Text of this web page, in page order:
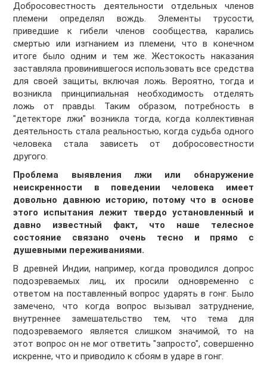
Добросовестность деятельности отдельных членов
племени определял вождь. Элементы трусости,
приведшие к гибели членов сообщества, карались
смертью или изгнанием из племени, что в конечном
итоге было одним и тем же. Жестокость наказания
заставляла провинившегося использовать все средства
для своей защиты, включая ложь. Вероятно, тогда и
возникла принципиальная необходимость отделять
ложь от правды. Таким образом, потребность в
"детекторе лжи" возникла тогда, когда коллективная
деятельность стала реальностью, когда судьба одного
человека стала зависеть от добросовестности
другого.
Проблема выявления лжи или обнаружение
неискренности в поведении человека имеет
довольно давнюю историю, потому что в основе
этого испытания лежит твердо установленный и
давно известный факт, что наше телесное
состояние связано очень тесно и прямо с
душевными переживаниями.
В древней Индии, например, когда проводился допрос
подозреваемых лиц, их просили одновременно с
ответом на поставленный вопрос ударять в гонг. Было
замечено, что когда вопрос вызывал затруднение,
внутреннее замешательство тем, что тема для
подозреваемого является слишком значимой, то на
этот вопрос он не мог ответить "запросто", совершенно
искренне, что и приводило к сбоям в ударе в гонг.